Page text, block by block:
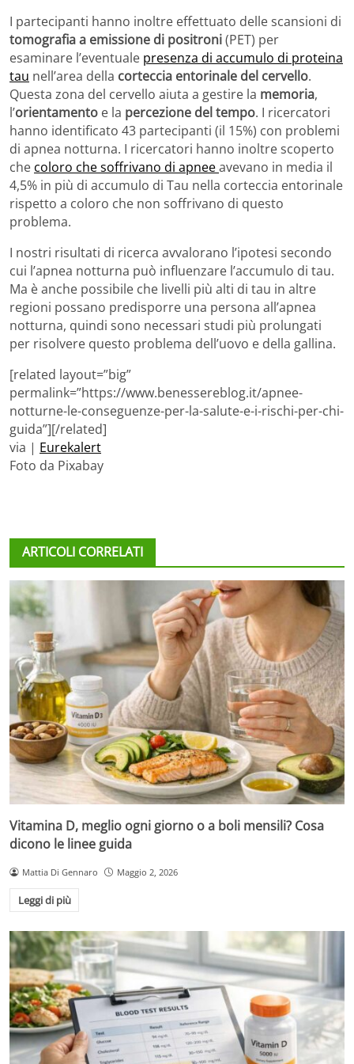
I partecipanti hanno inoltre effettuato delle scansioni di
tomografia a emissione di positroni(PET) per
esaminare l’eventuale presenza di accumulo di proteina
tau nell’area della corteccia entorinale del cervello.
Questa zona del cervello aiuta a gestire la memoria,
l’orientamento e la percezione del tempo. I ricercatori
hanno identificato 43 partecipanti (il 15%) con problemi
di apnea notturna. I ricercatori hanno inoltre scoperto
che coloro che soffrivano di apneeavevano in media il
4,5% in più di accumulo di Tau nella corteccia entorinale
rispetto a coloro che non soffrivano di questo
problema.
I nostri risultati di ricerca avvalorano l’ipotesi secondo
cui l’apnea notturna può influenzare l’accumulo di tau.
Ma è anche possibile che livelli più alti di tau in altre
regioni possano predisporre una persona all’apnea
notturna, quindi sono necessari studi più prolungati
per risolvere questo problema dell’uovo e della gallina.
[related layout=”big”
permalink=”https://www.benessereblog.it/apnee-
notturne-le-conseguenze-per-la-salute-e-i-rischi-per-chi-
guida”][/related]
via | Eurekalert
Foto da Pixabay
ARTICOLI CORRELATI
Vitamina D, meglio ogni giorno o a boli mensili? Cosa
dicono le linee guida
Mattia Di Gennaro Maggio 2, 2026
Leggi di più